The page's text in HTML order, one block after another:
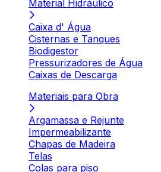
Material Hidráulico
Caixa d' Água
Cisternas e Tanques
Biodigestor
Pressurizadores de Água
Caixas de Descarga
Materiais para Obra
Argamassa e Rejunte
Impermeabilizante
Chapas de Madeira
Telas
Colas para piso